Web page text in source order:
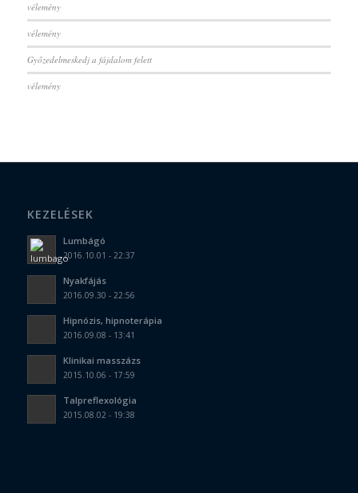
vélemény
vélemény
Győzedelmeskedj a fájdalom felett
vélemény
KEZELÉSEK
Lumbágó
2016.10.01 - 22:37
Nyakfájás
2016.09.30 - 22:56
Hipnózis, hipnoterápia
2016.09.08 - 13:41
Klinikai masszázs
2015.10.06 - 17:59
Talpreflexológia
2015.08.02 - 19:38